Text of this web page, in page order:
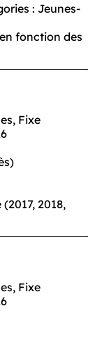
: Jeunes-
fonction des
Fixe
2018,
Fixe